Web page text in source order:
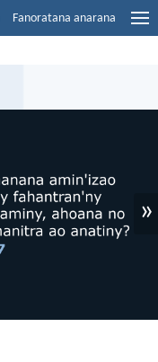
Fanoratana anarana
»